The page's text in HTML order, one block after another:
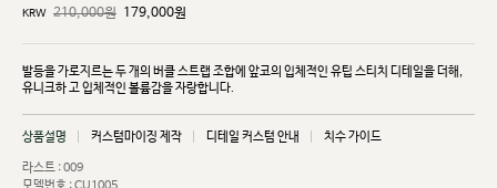
KRW 210,000원 179,000원
발등을 가로지르는 두 개의 버클 스트랩 조합에 앞코의 입체적인 유팁 스티치 디테일을 더해,
유니크하고 입체적인 볼륨감을 자랑합니다.
상품설명 커스텀마이징 제작 디테일 커스텀 안내 치수 가이드
라스트 : 009